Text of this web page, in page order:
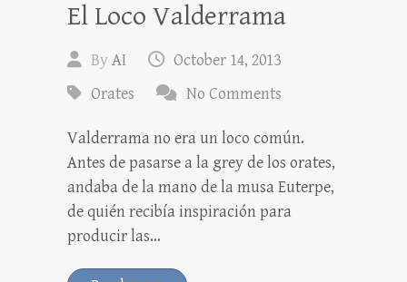
El Loco Valderrama
ByAI
October 14, 2013
Orates
No Comments
Valderrama no era un loco común.
Antes de pasarse a la grey de los orates,
andaba de la mano de la musa Euterpe,
de quién recibía inspiración para
producir las…